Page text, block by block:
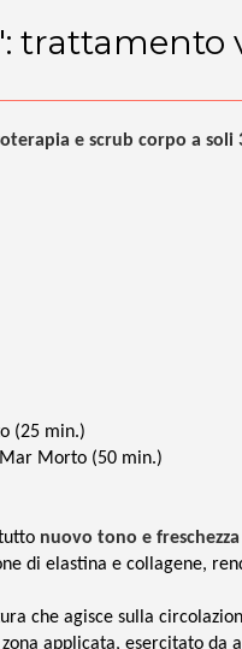
trattamento
e scrub corpo a soli
(25 min.)
Morto (50 min.)
nuovo tono e
di elastina e collagene,
che agisce sulla
applicata, esercitato da